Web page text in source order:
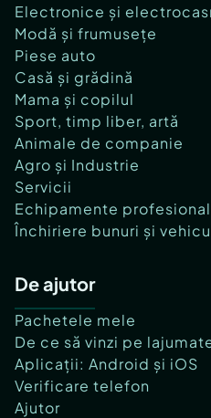
Electronice și
Modă și frumusețe
Piese auto
Casă și grădină
Mama și copilul
Sport, timp liber, artă
Animale de companie
Agro și Industrie
Servicii
Echipamente
Închiriere bunuri și
De ajutor
Pachetele mele
De ce să vinzi pe
Aplicații: Android și iOS
Verificare telefon
Ajutor